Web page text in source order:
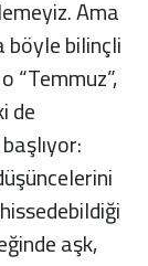
Ama
böyle bilinçli
“Temmuz”,
de
aşk,